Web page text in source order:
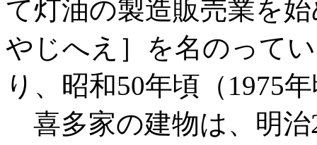
て灯油の製造販売業を
やじへえ］を名のって
り、昭和50年頃（1975
喜多家の建物は、明治